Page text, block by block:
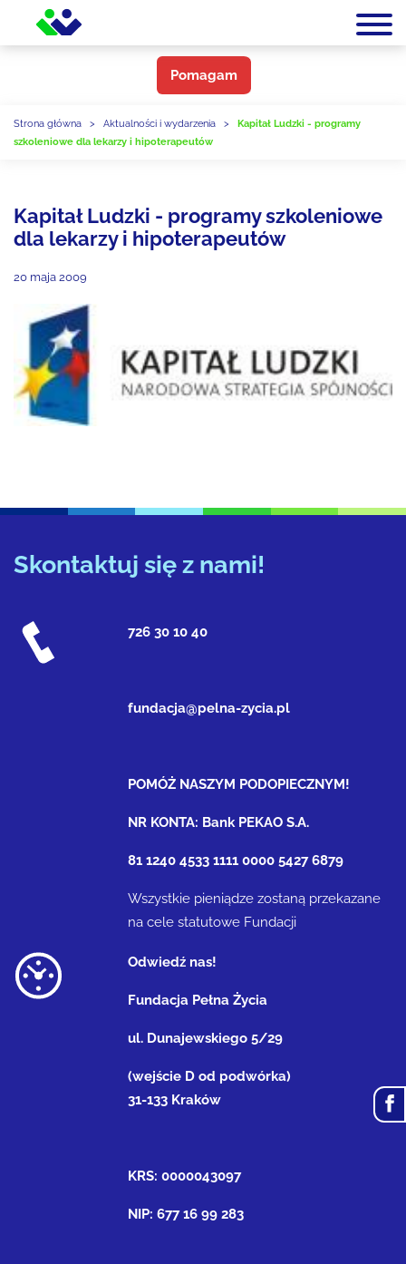
Pomagam
Strona główna > Aktualności i wydarzenia >
Kapitał Ludzki - programy
szkoleniowe dla lekarzy i hipoterapeutów
Kapitał Ludzki - programy szkoleniowe
dla lekarzy i hipoterapeutów
20 maja 2009
Skontaktuj się z nami!
726 30 10 40
fundacja@pelna-zycia.pl
POMÓŻ NASZYM PODOPIECZNYM!
NR KONTA: Bank PEKAO S.A.
81 1240 4533 1111 0000 5427 6879
Wszystkie pieniądze zostaną przekazane
na cele statutowe Fundacji
Odwiedź nas!
Fundacja Pełna Życia
ul. Dunajewskiego 5/29
(wejście D od podwórka)
31-133 Kraków
KRS: 0000043097
NIP: 677 16 99 283